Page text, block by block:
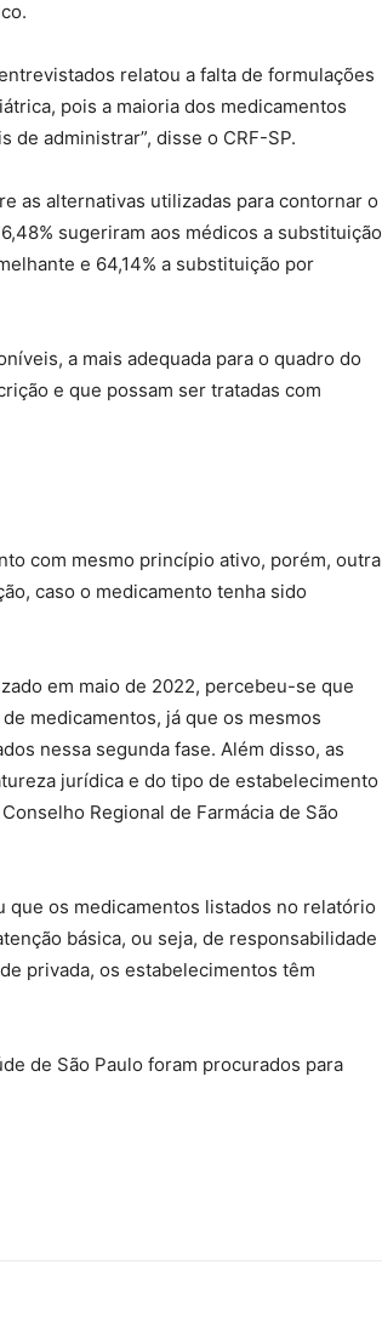
relatou a falta de formulações
pois a maioria dos medicamentos
de administrar”, disse o CRF-SP.
as alternativas utilizadas para contornar o
sugeriram aos médicos a substituição
e 64,14% a substituição por
a mais adequada para o quadro do
e que possam ser tratadas com
com mesmo princípio ativo, porém, outra
caso o medicamento tenha sido
em maio de 2022, percebeu-se que
medicamentos, já que os mesmos
nessa segunda fase. Além disso, as
jurídica e do tipo de estabelecimento
Regional de Farmácia de São
que os medicamentos listados no relatório
básica, ou seja, de responsabilidade
privada, os estabelecimentos têm
de São Paulo foram procurados para